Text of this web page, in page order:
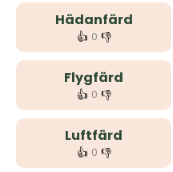
Hädanfärd
👍 0 👎
Flygfärd
👍 0 👎
Luftfärd
👍 0 👎